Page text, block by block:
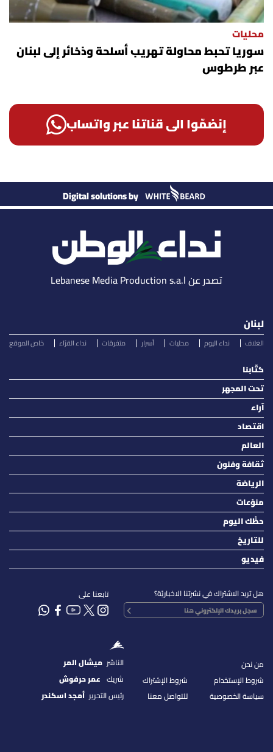
محليات
سوريا تحبط محاولة تهريب أسلحة وذخائر إلى لبنان
عبر طرطوس
إنضمّوا الى قناتنا عبر واتساب
Digital solutions by
تصدر عن Lebanese Media Production s.a.l
لبنان
الغلاف نداء اليوم محليات أسرار متفرقات نداء القرّاء خاص الموقع
كتّابنا
تحت المجهر
آراء
اقتصاد
العالم
ثقافة وفنون
الرياضة
منوّعات
حظّك اليوم
للتاريخ
فيديو
هل تريد الاشتراك في نشرتنا الاخباريّة؟ تابعنا على
من نحن
شروط الإستخدام
سياسة الخصوصية
شروط الإشتراك
للتواصل معنا
الناشر ميشال المر
شريك عمر حرفوش
رئيس التحرير أمجد اسكندر